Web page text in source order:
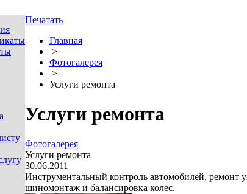
Печатать
Главная
>
Фотогалерея
>
Услуги ремонта
Услуги ремонта
Фотогалерея
Услуги ремонта
30.06.2011
Инструментальный контроль автомобилей, ремонт
шиномонтаж и балансировка колес.